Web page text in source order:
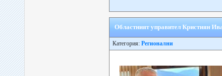
Областният управител Кристиян
Категория: Регионални